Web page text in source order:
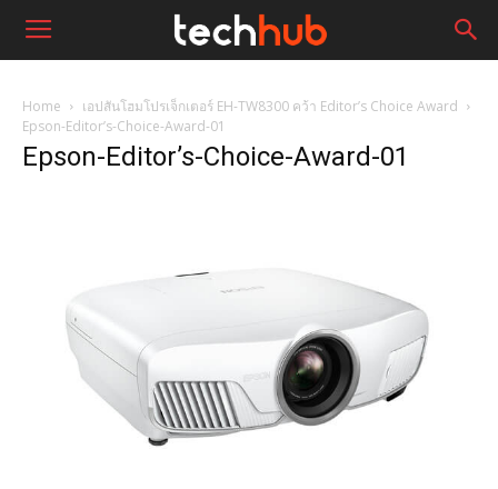
Home
เอปสันโฮมโปรเจ็กเตอร์ EH-TW8300 คว้า Editor’s Choice Award
Epson-Editor’s-Choice-Award-01
Epson-Editor’s-Choice-Award-01